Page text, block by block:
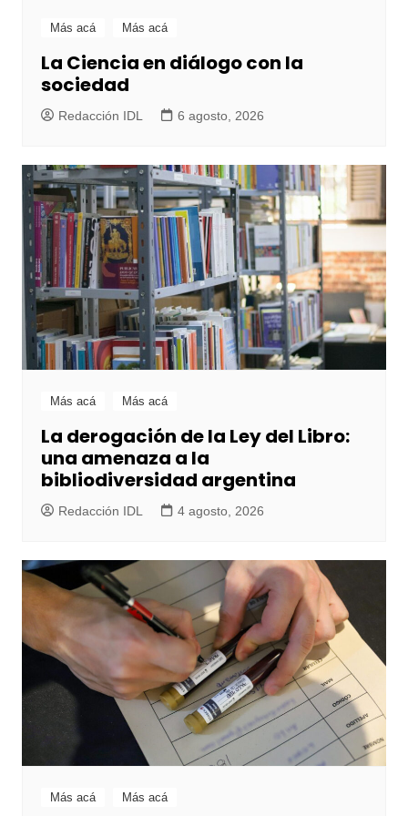
Más acá Más acá
La Ciencia en diálogo con la
sociedad
Redacción IDL 6 agosto, 2026
Más acá Más acá
La derogación de la Ley del Libro:
una amenaza a la
bibliodiversidad argentina
Redacción IDL 4 agosto, 2026
Más acá Más acá